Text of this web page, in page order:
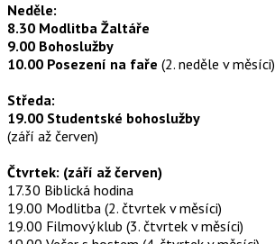
Neděle:
8.30 Modlitba Žaltáře
9.00 Bohoslužby
10.00 Posezení na faře (2. neděle v měsíci)
Středa:
19.00 Studentské bohoslužby
(září až červen)
Čtvrtek: (září až červen)
17.30 Biblická hodina
19.00 Modlitba (2. čtvrtek v měsíci)
19.00 Filmový klub (3. čtvrtek v měsíci)